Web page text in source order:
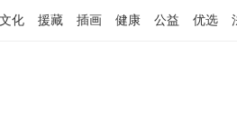
文化 援藏 插画 健康 公益 优选